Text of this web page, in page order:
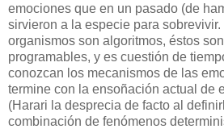
emociones que en un pasado (de
sirvieron a la especie para
organismos son algoritmos, éstos
programables, y es cuestión de
conozcan los mecanismos de las
termine con la ensoñación actual de
(Harari la desprecia de facto al
combinación de fenómenos